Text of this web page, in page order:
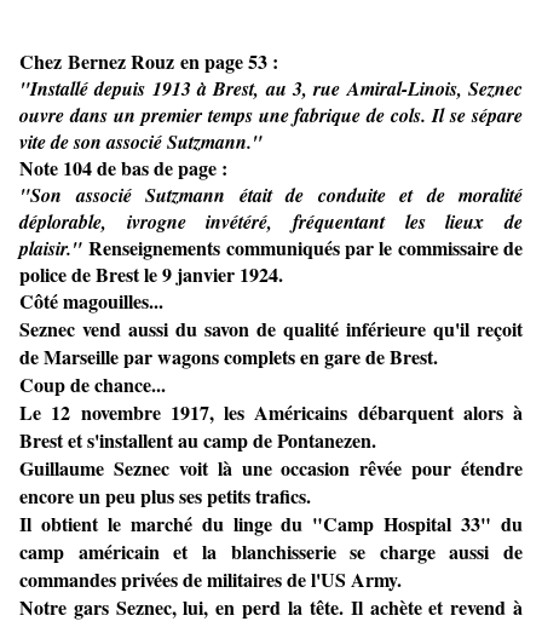
Chez Bernez Rouz en page 53 :
"Installé depuis 1913 à Brest, au 3, rue Amiral-Linois, Seznec
ouvre dans un premier temps une fabrique de cols. Il se sépare
vite de son associé Sutzmann."
Note 104 de bas de page :
"Son associé Sutzmann était de conduite et de moralité
déplorable, ivrogne invétéré, fréquentant les lieux de
plaisir."Renseignements communiqués par le commissaire de
police de Brest le 9 janvier 1924.
Côté magouilles...
Seznec vend aussi du savon de qualité inférieure qu'il reçoit
de Marseille par wagons complets en gare de Brest.
Coup de chance...
Le 12 novembre 1917, les Américains débarquent alors à
Brest et s'installent au camp de Pontanezen.
Guillaume Seznec voit là une occasion rêvée pour étendre
encore un peu plus ses petits trafics.
Il obtient le marché du linge du "Camp Hospital 33" du
camp américain et la blanchisserie se charge aussi de
commandes privées de militaires de l'US Army.
Notre gars Seznec, lui, en perd la tête. Il achète et revend à